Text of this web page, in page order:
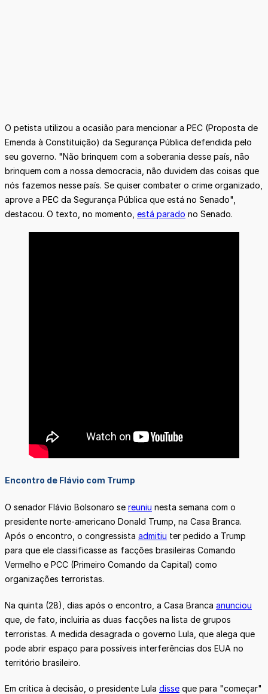
O petista utilizou a ocasião para mencionar a PEC (Proposta de
Emenda à Constituição) da Segurança Pública defendida pelo
seu governo. "Não brinquem com a soberania desse país, não
brinquem com a nossa democracia, não duvidem das coisas que
nós fazemos nesse país. Se quiser combater o crime organizado,
aprove a PEC da Segurança Pública que está no Senado",
destacou. O texto, no momento, está parado no Senado.
Encontro de Flávio com Trump
O senador Flávio Bolsonaro se reuniu nesta semana com o
presidente norte-americano Donald Trump, na Casa Branca.
Após o encontro, o congressista admitiu ter pedido a Trump
para que ele classificasse as facções brasileiras Comando
Vermelho e PCC (Primeiro Comando da Capital) como
organizações terroristas.
Na quinta (28), dias após o encontro, a Casa Branca anunciou
que, de fato, incluiria as duas facções na lista de grupos
terroristas. A medida desagrada o governo Lula, que alega que
pode abrir espaço para possíveis interferências dos EUA no
território brasileiro.
Em crítica à decisão, o presidente Lula disse que para "começar"